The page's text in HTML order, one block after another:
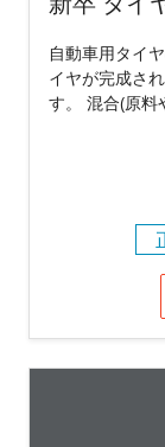
自動車用タイ
イヤが完成さ
す。 混合(原料